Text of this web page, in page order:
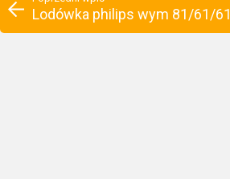
Lodówka philips wym 81/61/61